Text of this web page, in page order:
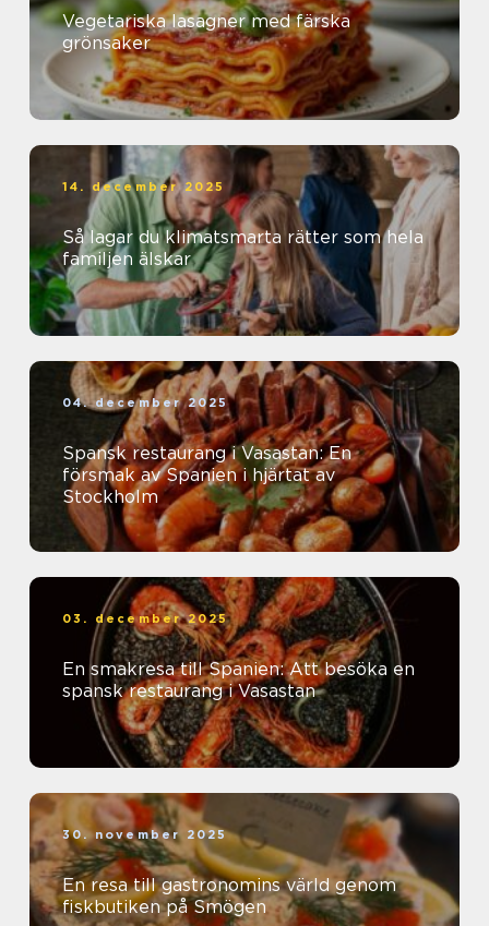
Vegetariska lasagner med färska
grönsaker
14. december 2025
Så lagar du klimatsmarta rätter som hela
familjen älskar
04. december 2025
Spansk restaurang i Vasastan: En
försmak av Spanien i hjärtat av
Stockholm
03. december 2025
En smakresa till Spanien: Att besöka en
spansk restaurang i Vasastan
30. november 2025
En resa till gastronomins värld genom
fiskbutiken på Smögen